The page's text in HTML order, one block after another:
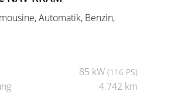
Automatik, Benzin,
85 kW (116 PS)
4.742 km